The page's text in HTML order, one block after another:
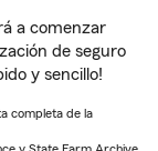
a comenzar
de seguro
y sencillo!
completa de la